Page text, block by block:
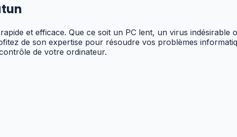
et efficace. Que ce soit un PC lent, un virus
de son expertise pour résoudre vos problèmes
de votre ordinateur.